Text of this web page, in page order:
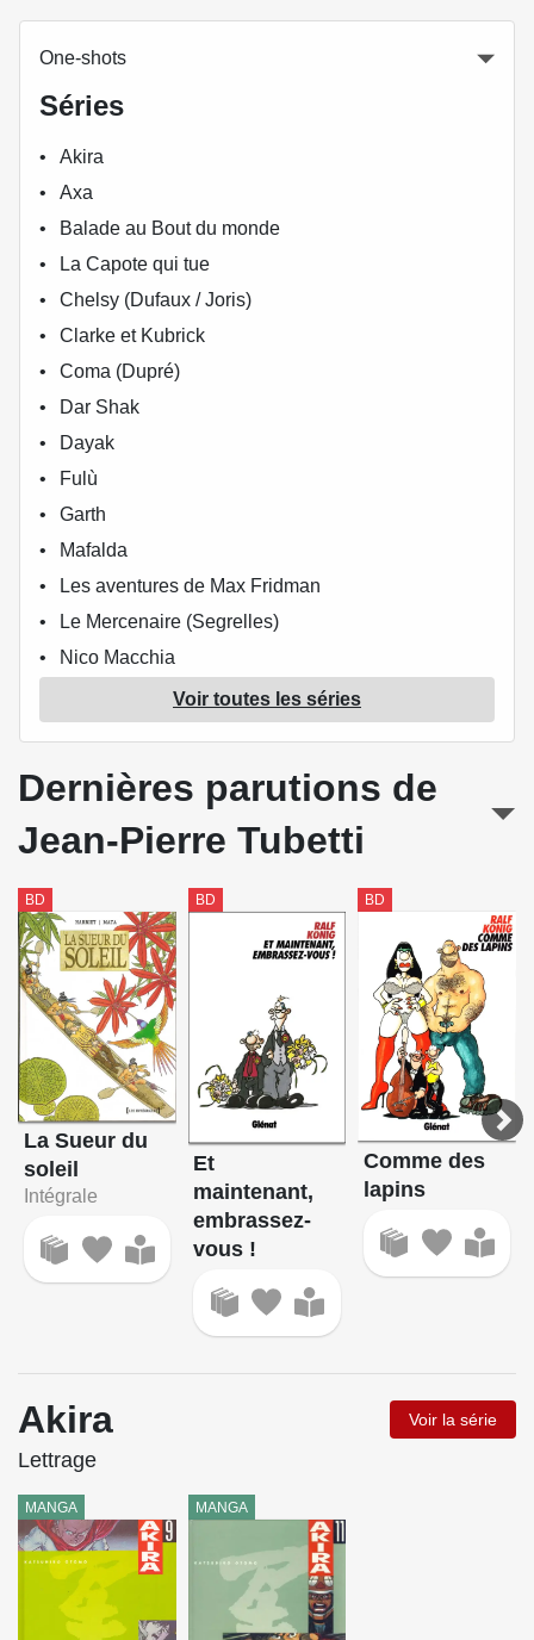
One-shots
Séries
Akira
Axa
Balade au Bout du monde
La Capote qui tue
Chelsy (Dufaux / Joris)
Clarke et Kubrick
Coma (Dupré)
Dar Shak
Dayak
Fulù
Garth
Mafalda
Les aventures de Max Fridman
Le Mercenaire (Segrelles)
Nico Macchia
Les aventures du Professeur La Palme
Rebecca (Queirolo / Brandoli)
Simon Braslong
La Sueur du soleil
Terry et les pirates
Voir toutes les séries
Dernières parutions de
Jean-Pierre Tubetti
BD
La Sueur du
soleil
Intégrale
BD
Et
maintenant,
embrassez-
vous !
BD
Comme des
lapins
Akira Voir la série
Lettrage
MANGA MANGA